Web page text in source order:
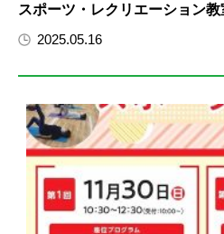
スポーツ・レクリエーション教
2025.05.16